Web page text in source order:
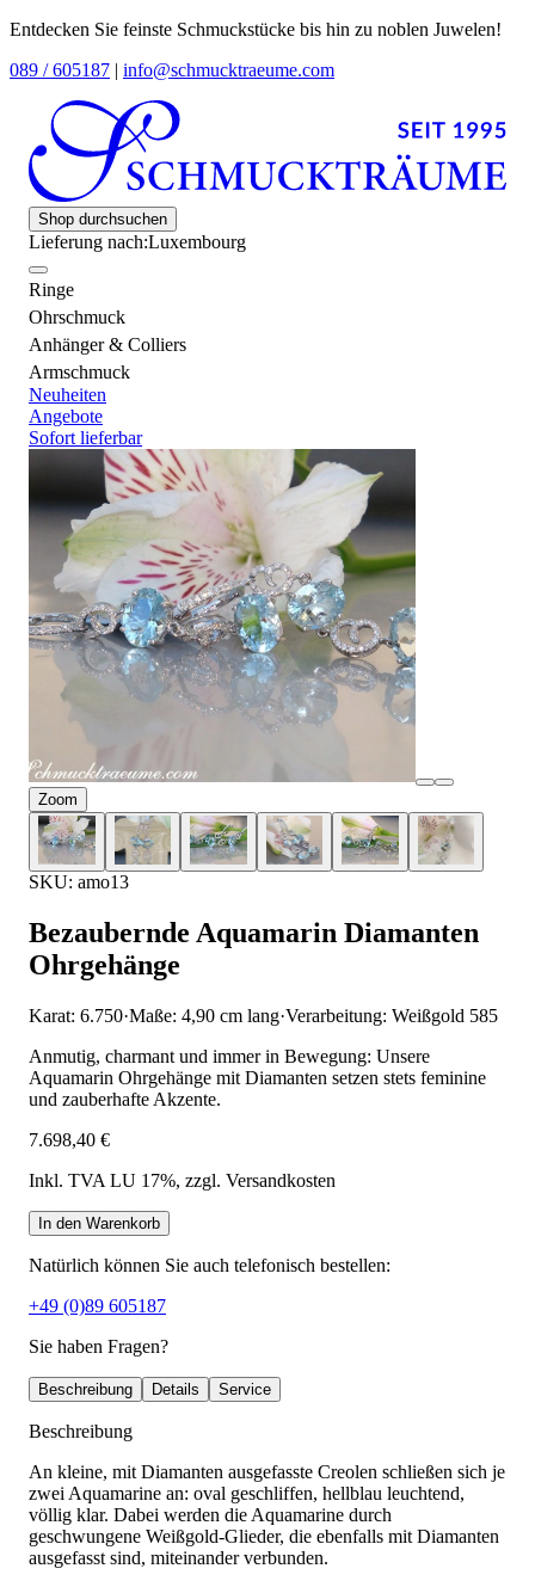
Entdecken Sie feinste Schmuckstücke bis hin zu noblen Juwelen!
089 / 605187 | info@schmucktraeume.com
Shop durchsuchen
Lieferung nach:Luxembourg
Ringe
Ohrschmuck
Anhänger & Colliers
Armschmuck
Neuheiten
Angebote
Sofort lieferbar
Zoom
SKU: amo13
Bezaubernde Aquamarin Diamanten
Ohrgehänge
Karat: 6.750·Maße: 4,90 cm lang·Verarbeitung: Weißgold 585
Anmutig, charmant und immer in Bewegung: Unsere
Aquamarin Ohrgehänge mit Diamanten setzen stets feminine
und zauberhafte Akzente.
7.698,40 €
Inkl. TVA LU 17%, zzgl. Versandkosten
In den Warenkorb
Natürlich können Sie auch telefonisch bestellen:
+49 (0)89 605187
Sie haben Fragen?
Beschreibung Details Service
Beschreibung
An kleine, mit Diamanten ausgefasste Creolen schließen sich je
zwei Aquamarine an: oval geschliffen, hellblau leuchtend,
völlig klar. Dabei werden die Aquamarine durch
geschwungene Weißgold-Glieder, die ebenfalls mit Diamanten
ausgefasst sind, miteinander verbunden.